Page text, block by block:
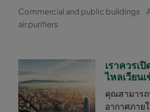
Commercial and public buildings
air purifiers
เราควรเ
ไหลเวียน
คุณสามารถ
อากาศภาย